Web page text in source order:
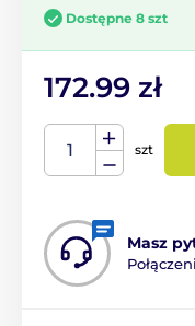
Dostępne 8 szt
172.99 zł
szt
Masz